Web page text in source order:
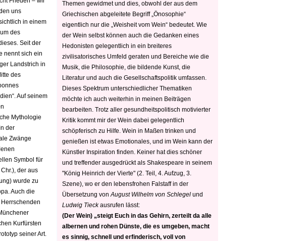
uns
in einem
des
Seit der
nennt sich ein
Landstrich in
des
Auf seinem
Mythologie
der
Zwänge
Symbol für
der aus
wurde zu
Auch die
Kurfürsten
seiner Art.
Themen gewidmet und dies, obwohl der aus dem
Griechischen abgeleitete Begriff „Önosophie“
eigentlich nur die „Weisheit vom Wein“ bedeutet. Wie
der Wein selbst können auch die Gedanken eines
Hedonisten gelegentlich in ein breiteres
zivilisatorisches Umfeld geraten und Bereiche wie die
Musik, die Philosophie, die bildende Kunst, die
Literatur und auch die Gesellschaftspolitik umfassen.
Dieses Spektrum unterschiedlicher Thematiken
möchte ich auch weiterhin in meinen Beiträgen
bearbeiten. Trotz aller gesundheitspolitisch motivierter
Kritik kommt mir der Wein dabei gelegentlich
schöpferisch zu Hilfe. Wein in Maßen trinken und
genießen ist etwas Emotionales, und im Wein kann der
Künstler Inspiration finden. Keiner hat dies schöner
und treffender ausgedrückt als Shakespeare in seinem
"König Heinrich der Vierte" (2. Teil, 4. Aufzug, 3.
Szene), wo er den lebensfrohen Falstaff in der
Übersetzung von August Wilhelm von Schlegel und
Ludwig Tieckausrufen lässt:
(Der Wein) „steigt Euch in das Gehirn, zerteilt da alle
albernen und rohen Dünste, die es umgeben, macht
es sinnig, schnell und erfinderisch, voll von